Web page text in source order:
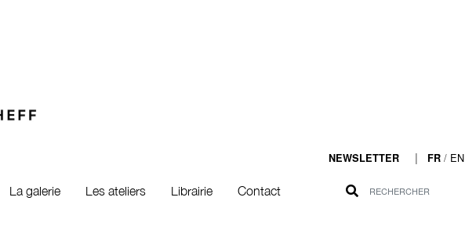
NEWSLETTER | FR / EN
La galerie Les ateliers Librairie Contact